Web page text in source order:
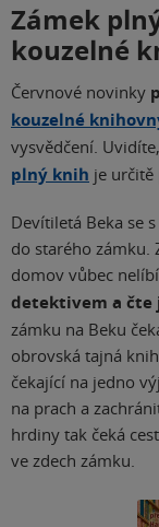
Zámek
kouzelné
Červnové novinky
kouzelné
vysvědčení.
plný knih je určitě
Devítiletá Beka se
do starého zámku.
domov vůbec
detektivem a čte
zámku na Beku
obrovská tajná
čekající na jedno
na prach a
hrdiny tak čeká
ve zdech zámku.